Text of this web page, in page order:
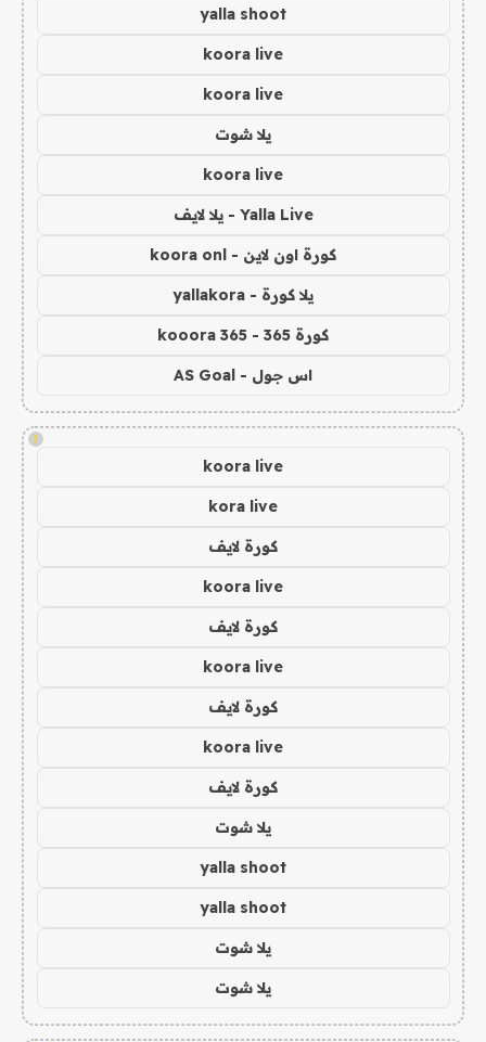
yalla shoot
koora live
koora live
يلا شوت
koora live
Yalla Live - يلا لايف
كورة اون لاين - koora onl
يلا كورة - yallakora
كورة 365 - kooora 365
اس جول - AS Goal
!
koora live
kora live
كورة لايف
koora live
كورة لايف
koora live
كورة لايف
koora live
كورة لايف
يلا شوت
yalla shoot
yalla shoot
يلا شوت
يلا شوت